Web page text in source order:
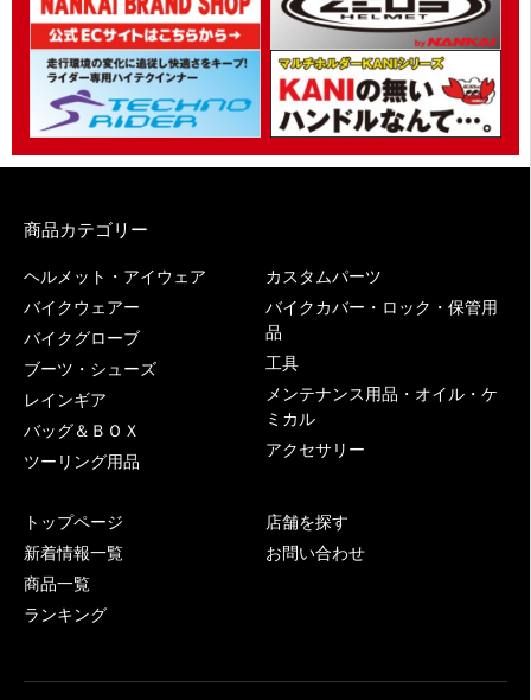
商品カテゴリー
ヘルメット・アイウェア
バイクウェアー
バイクグローブ
ブーツ・シューズ
レインギア
バッグ＆ＢＯＸ
ツーリング用品
カスタムパーツ
バイクカバー・ロック・保管用
品
工具
メンテナンス用品・オイル・ケ
ミカル
アクセサリー
トップページ
新着情報一覧
商品一覧
ランキング
店舗を探す
お問い合わせ